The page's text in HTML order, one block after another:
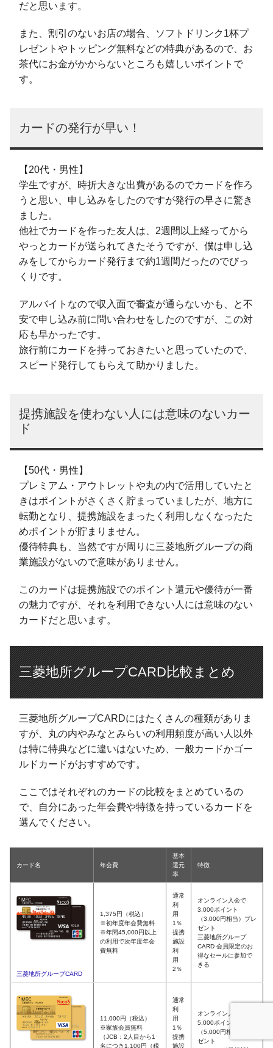
だと思います。
また、割引のないお店の場合、ソフトドリンク1杯プ
レゼントやトッピング無料などの特典があるので、お
茶代にお金がかからないところも嬉しいポイントで
す。
カードの発行が早い！
【20代・男性】
学生ですが、時折大きな出費があるのでカードを作ろ
うと思い、申し込みをしたのですが発行の早さに驚き
ました。
他社でカードを作った友人は、2週間以上経ってから
やっとカードが送られてきたそうですが、僕は申し込
みをしてからカード発行まで約1週間だったのでびっ
くりです。
アルバイトなので収入面で審査が通らないかも、と不
安で申し込み前に問い合わせをしたのですが、この対
応も早かったです。
旅行前にカードを持っておきたいと思っていたので、
スピード発行してもらえて助かりました。
提携施設を使わない人には意味のないカー
ド
【50代・男性】
プレミアム・アウトレットや丸の内で活用していたと
きはポイントがさくさく貯まっていましたが、地方に
転勤となり、提携施設をまったく利用しなくなったた
めポイントが貯まりません。
優待特典も、当然ですが周りに三菱地所グループの商
業施設がないので意味がありません。
このカードは提携施設でのポイント還元や優待が一番
の魅力ですが、それを利用できない人には意味のない
カードだと思います。
三菱地所グループCARD比較まとめ
三菱地所グループCARDにはたくさんの種類がありま
すが、丸の内やみなとみらいの利用頻度が高い人以外
は特に特典などに違いはないため、一般カードかゴー
ルドカードがおすすめです。
ここではそれぞれのカードの比較をまとめているの
で、自分にあった年会費や特徴を持っているカードを
選んでください。
カード名 年会費
基本
還元
率
特徴
三菱地所グループCARD
1,375円（税込）
※初年度年会費無料
※年間45,000円以上
の利用で次年度年会
費無料
通常
利
用
1％
提携
施設
利
用
2％
オンライン入会で
3,000ポイント
（3,000円相当）プレ
ゼント
三菱地所グループ
CARD 会員限定のお
得なセールに参加で
きる
11,000円（税込）
※家族会員無料
（JCB：2人目から1
名につき1,100円（税
通常
利
用
1％
提携
施設
オンライン入会で
5,000ポイント
（5,000円相当）プレ
ゼント